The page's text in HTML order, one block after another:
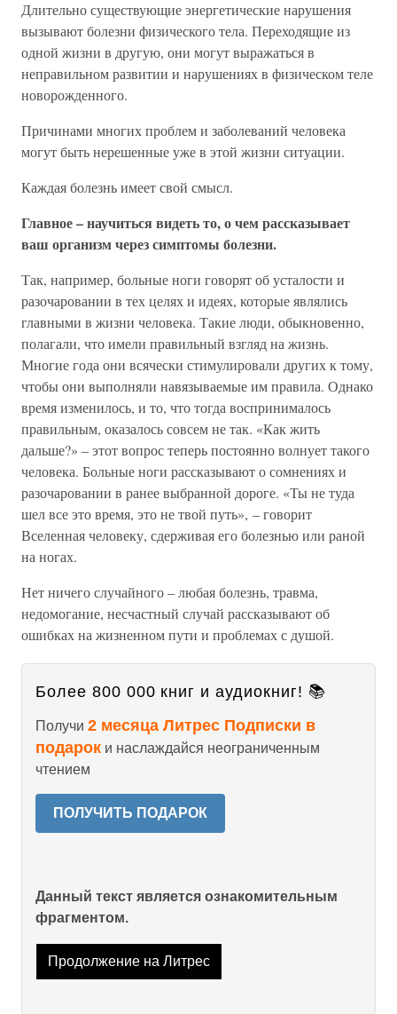
Длительно существующие энергетические нарушения
вызывают болезни физического тела. Переходящие из
одной жизни в другую, они могут выражаться в
неправильном развитии и нарушениях в физическом теле
новорожденного.
Причинами многих проблем и заболеваний человека
могут быть нерешенные уже в этой жизни ситуации.
Каждая болезнь имеет свой смысл.
Главное – научиться видеть то, о чем рассказывает
ваш организм через симптомы болезни.
Так, например, больные ноги говорят об усталости и
разочаровании в тех целях и идеях, которые являлись
главными в жизни человека. Такие люди, обыкновенно,
полагали, что имели правильный взгляд на жизнь.
Многие года они всячески стимулировали других к тому,
чтобы они выполняли навязываемые им правила. Однако
время изменилось, и то, что тогда воспринималось
правильным, оказалось совсем не так. «Как жить
дальше?» – этот вопрос теперь постоянно волнует такого
человека. Больные ноги рассказывают о сомнениях и
разочаровании в ранее выбранной дороге. «Ты не туда
шел все это время, это не твой путь», – говорит
Вселенная человеку, сдерживая его болезнью или раной
на ногах.
Нет ничего случайного – любая болезнь, травма,
недомогание, несчастный случай рассказывают об
ошибках на жизненном пути и проблемах с душой.
Более 800 000 книг и аудиокниг! 📚
Получи 2 месяца Литрес Подписки в
подарок и наслаждайся неограниченным
чтением
ПОЛУЧИТЬ ПОДАРОК
Данный текст является ознакомительным
фрагментом.
Продолжение на Литрес